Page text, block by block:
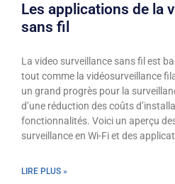
Les applications de la
sans fil
La video surveillance sans fil est
tout comme la vidéosurveillance
un grand progrès pour la
d’une réduction des coûts
fonctionnalités. Voici un aperçu
surveillance en Wi-Fi et des
LIRE PLUS »